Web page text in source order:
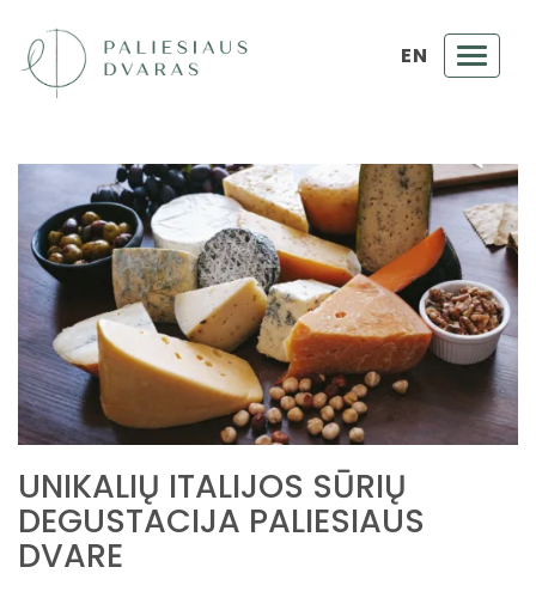
EN
UNIKALIŲ ITALIJOS SŪRIŲ
DEGUSTACIJA PALIESIAUS
DVARE